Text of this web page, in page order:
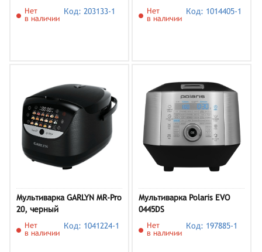
Нет
в наличии
Код: 203133-1
Нет
в наличии
Код: 1014405-1
Мультиварка GARLYN MR-Pro
20, черный
Нет
в наличии
Код: 1041224-1
Мультиварка Polaris EVO
0445DS
Нет
в наличии
Код: 197885-1